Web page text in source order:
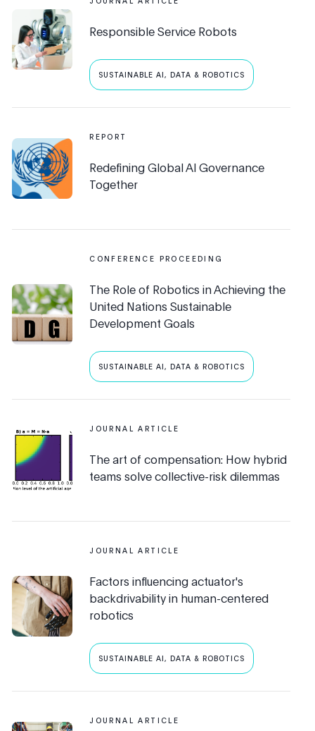
Responsible Service Robots
SUSTAINABLE AI, DATA & ROBOTICS
REPORT
Redefining Global Al Governance
Together
CONFERENCE PROCEEDING
The Role of Robotics in Achieving the
United Nations Sustainable
Development Goals
SUSTAINABLE AI, DATA & ROBOTICS
JOURNAL ARTICLE
The art of compensation: How hybrid
teams solve collective-risk dilemmas
JOURNAL ARTICLE
Factors influencing actuator's
backdrivability in human-centered
robotics
SUSTAINABLE AI, DATA & ROBOTICS
JOURNAL ARTICLE